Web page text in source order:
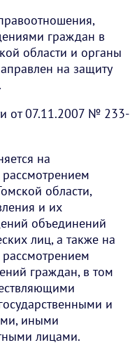
граждан в
области и органы
на защиту
от 07.11.2007 № 233-
на
области,
и их
объединений
лиц, а также на
граждан, в том
и
иными
лицами.